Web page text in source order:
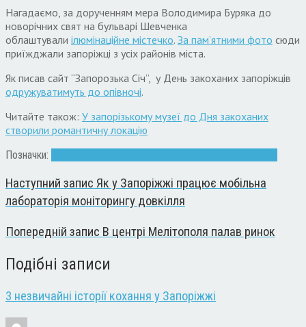
Нагадаємо, за дорученням мера Володимира Буряка до
новорічних свят на бульварі Шевченка
облаштували ілюмінаційне містечко. За пам’ятними фото сюди
приїжджали запоріжці з усіх районів міста.
Як писав сайт “Запорозька Січ”, у День закоханих запоріжців
одружуватимуть до опівночі.
Читайте також: У запорізькому музеї до Дня закоханих
створили романтичну локацію
Позначки:
Наступний запис Як у Запоріжжі працює мобільна
лабораторія моніторингу довкілля
Попередній запис В центрі Мелітополя палав ринок
Подібні записи
3 незвичайні історії кохання у Запоріжжі